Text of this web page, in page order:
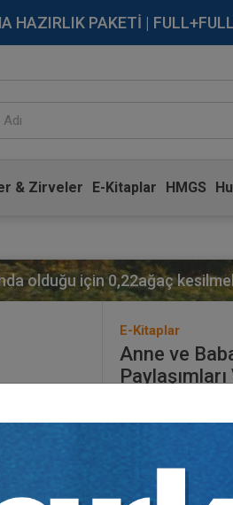
HAZIRLIK PAKETİ |
& Zirveler E-Kitaplar HMGS
olduğu için0,22ağaç
E-Kitaplar
Anne ve
Yayınevi: Aristo
Sayfa Sayısı:
Yayın Tarihi: